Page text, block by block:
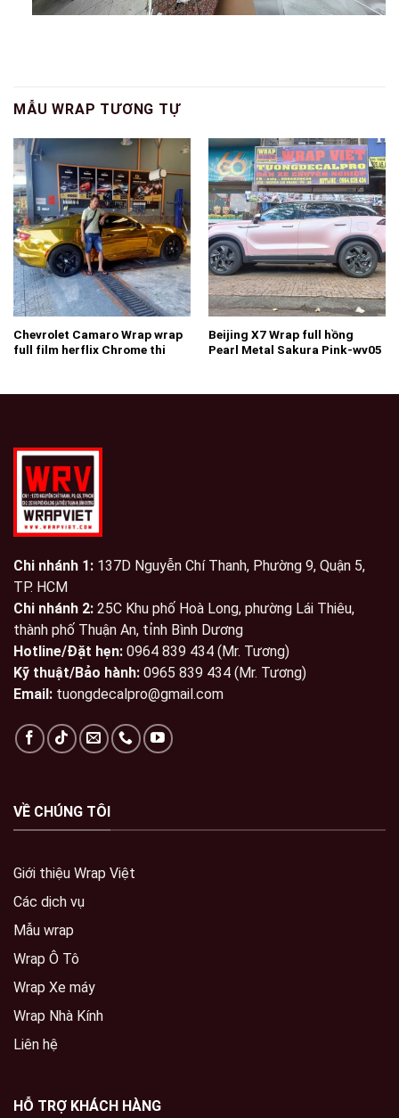
MẪU WRAP TƯƠNG TỰ
Chevrolet Camaro Wrap wrap
full film herflix Chrome thi
Quốc wrapviet tự hào là
Beijing X7 Wrap full hồng
Pearl Metal Sakura Pink-wv05
Chi nhánh 1: 137D Nguyễn Chí Thanh, Phường 9, Quận 5,
TP. HCM
Chi nhánh 2: 25C Khu phố Hoà Long, phường Lái Thiêu,
thành phố Thuận An, tỉnh Bình Dương
Hotline/Đặt hẹn: 0964 839 434 (Mr. Tương)
Kỹ thuật/Bảo hành: 0965 839 434 (Mr. Tương)
Email: tuongdecalpro@gmail.com
VỀ CHÚNG TÔI
Giới thiệu Wrap Việt
Các dịch vụ
Mẫu wrap
Wrap Ô Tô
Wrap Xe máy
Wrap Nhà Kính
Liên hệ
HỖ TRỢ KHÁCH HÀNG